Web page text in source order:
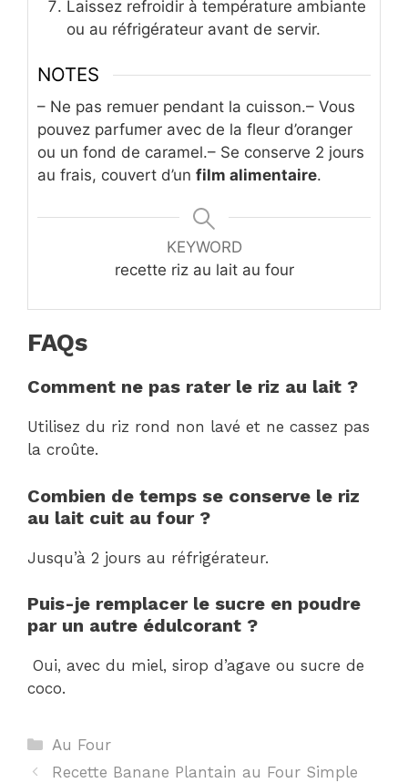
Laissez refroidir à température ambiante
ou au réfrigérateur avant de servir.
NOTES
– Ne pas remuer pendant la cuisson.– Vous
pouvez parfumer avec de la fleur d’oranger
ou un fond de caramel.– Se conserve 2 jours
au frais, couvert d’un film alimentaire.
KEYWORD
recette riz au lait au four
FAQs
Comment ne pas rater le riz au lait ?
Utilisez du riz rond non lavé et ne cassez pas
la croûte.
Combien de temps se conserve le riz
au lait cuit au four ?
Jusqu’à 2 jours au réfrigérateur.
Puis-je remplacer le sucre en poudre
par un autre édulcorant ?
Oui, avec du miel, sirop d’agave ou sucre de
coco.
Catégories
Au Four
Recette Banane Plantain au Four Simple